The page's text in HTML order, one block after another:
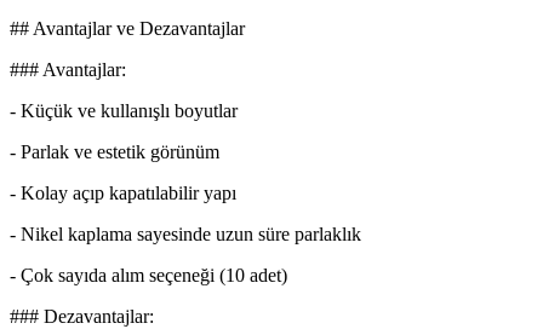
## Avantajlar ve Dezavantajlar
### Avantajlar:
- Küçük ve kullanışlı boyutlar
- Parlak ve estetik görünüm
- Kolay açıp kapatılabilir yapı
- Nikel kaplama sayesinde uzun süre parlaklık
- Çok sayıda alım seçeneği (10 adet)
### Dezavantajlar: